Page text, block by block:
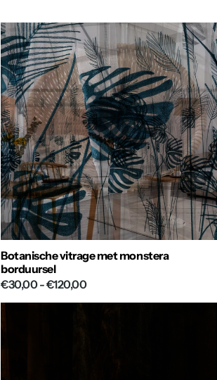
Botanische vitrage met monstera
borduursel
€30,00- €120,00